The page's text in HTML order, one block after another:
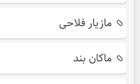
مازیار فلاحی
ماکان بند